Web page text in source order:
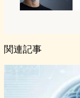
関連記事